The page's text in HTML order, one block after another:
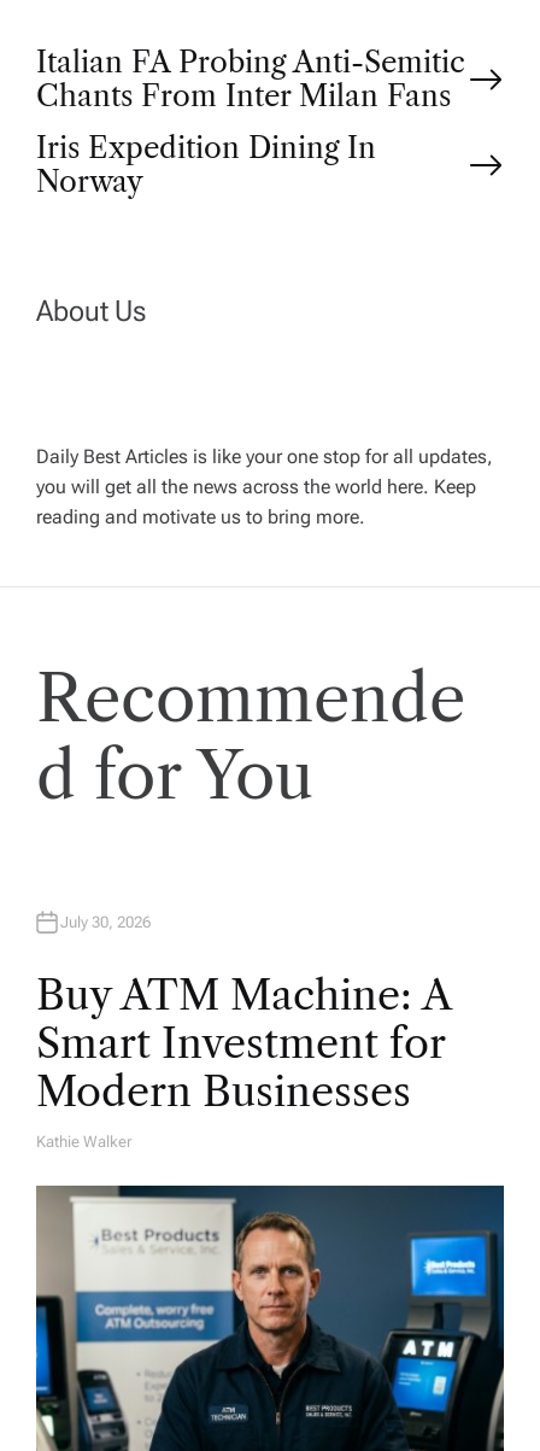
P
o
s
n
v
i
g
t
i
Italian FA Probing Anti-Semitic
Chants From Inter Milan Fans
Iris Expedition Dining In
Norway
About Us
Daily Best Articles is like your one stop for all updates,
you will get all the news across the world here. Keep
reading and motivate us to bring more.
Recommende
d for You
July 30, 2026
Buy ATM Machine: A
Smart Investment for
Modern Businesses
A
Kathie Walker